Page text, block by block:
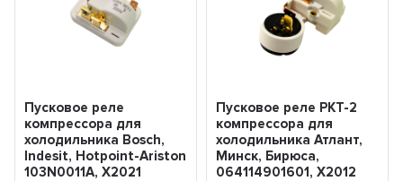
Пусковое реле
компрессора для
холодильника Bosch,
Indesit, Hotpoint-Ariston
103N0011A, Х2021
Пусковое реле РКТ-2
компрессора для
холодильника Атлант,
Минск, Бирюса,
064114901601, Х2012